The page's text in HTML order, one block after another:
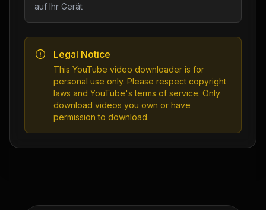
auf Ihr Gerät
Legal Notice
This YouTube video downloader is for
personal use only. Please respect copyright
laws and YouTube's terms of service. Only
download videos you own or have
permission to download.